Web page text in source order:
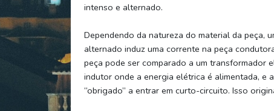
intenso e alternado.
Dependendo da natureza do material da peça,
alternado induz uma corrente na peça
peça pode ser comparado a um transformador
indutor onde a energia elétrica é alimentada, e
“obrigado” a entrar em curto-circuito. Isso